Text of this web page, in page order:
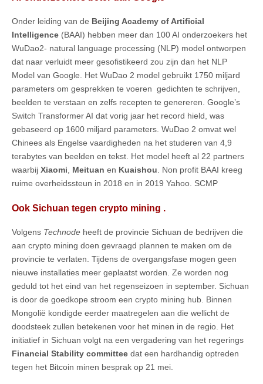
Onder leiding van de Beijing Academy of Artificial
Intelligence (BAAI) hebben meer dan 100 AI onderzoekers het
WuDao2- natural language processing (NLP) model ontworpen
dat naar verluidt meer gesofistikeerd zou zijn dan het NLP
Model van Google. Het WuDao 2 model gebruikt 1750 miljard
parameters om gesprekken te voeren gedichten te schrijven,
beelden te verstaan en zelfs recepten te genereren. Google’s
Switch Transformer AI dat vorig jaar het record hield, was
gebaseerd op 1600 miljard parameters. WuDao 2 omvat wel
Chinees als Engelse vaardigheden na het studeren van 4,9
terabytes van beelden en tekst. Het model heeft al 22 partners
waarbij Xiaomi, Meituan en Kuaishou. Non profit BAAI kreeg
ruime overheidssteun in 2018 en in 2019 Yahoo. SCMP
Ook Sichuan tegen crypto mining .
Volgens Technode heeft de provincie Sichuan de bedrijven die
aan crypto mining doen gevraagd plannen te maken om de
provincie te verlaten. Tijdens de overgangsfase mogen geen
nieuwe installaties meer geplaatst worden. Ze worden nog
geduld tot het eind van het regenseizoen in september. Sichuan
is door de goedkope stroom een crypto mining hub. Binnen
Mongolië kondigde eerder maatregelen aan die wellicht de
doodsteek zullen betekenen voor het minen in de regio. Het
initiatief in Sichuan volgt na een vergadering van het regerings
Financial Stability committee dat een hardhandig optreden
tegen het Bitcoin minen besprak op 21 mei.